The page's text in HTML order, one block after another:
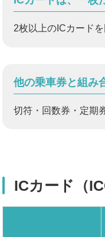
2枚以上のICカード
他の乗車券と組み
切符・回数券・定期
ICカード（